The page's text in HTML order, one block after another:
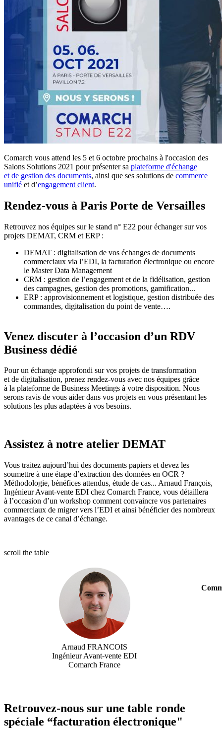
Comarch vous attend les 5 et 6 octobre prochains à l'occasion des
Salons Solutions 2021 pour présenter sa plateforme d'échange
et de gestion des documents, ainsi que ses solutions de commerce
unifié et d’engagement client.
Rendez-vous à Paris Porte de Versailles
Retrouvez nos équipes sur le stand n° E22 pour échanger sur vos
projets DEMAT, CRM et ERP :
DEMAT : digitalisation de vos échanges de documents
commerciaux via l’EDI, la facturation électronique ou encore
le Master Data Management
CRM : gestion de l’engagement et de la fidélisation, gestion
des campagnes, gestion des promotions, gamification...
ERP : approvisionnement et logistique, gestion distribuée des
commandes, digitalisation du point de vente….
Venez discuter à l’occasion d’un RDV
Business dédié
Pour un échange approfondi sur vos projets de transformation
et de digitalisation, prenez rendez-vous avec nos équipes grâce
à la plateforme de Business Meetings à votre disposition. Nous
serons ravis de vous aider dans vos projets en vous présentant les
solutions les plus adaptées à vos besoins.
Assistez à notre atelier DEMAT
Vous traitez aujourd’hui des documents papiers et devez les
soumettre à une étape d’extraction des données en OCR ?
Méthodologie, bénéfices attendus, étude de cas... Arnaud François,
Ingénieur Avant-vente EDI chez Comarch France, vous détaillera
à l’occasion d’un workshop comment convaincre vos partenaires
commerciaux de migrer vers l’EDI et ainsi bénéficier des nombreux
avantages de ce canal d’échange.
scroll the table
Arnaud FRANCOIS
Ingénieur Avant-vente EDI
Comarch France
Retrouvez-nous sur une table ronde
spéciale “facturation électronique"